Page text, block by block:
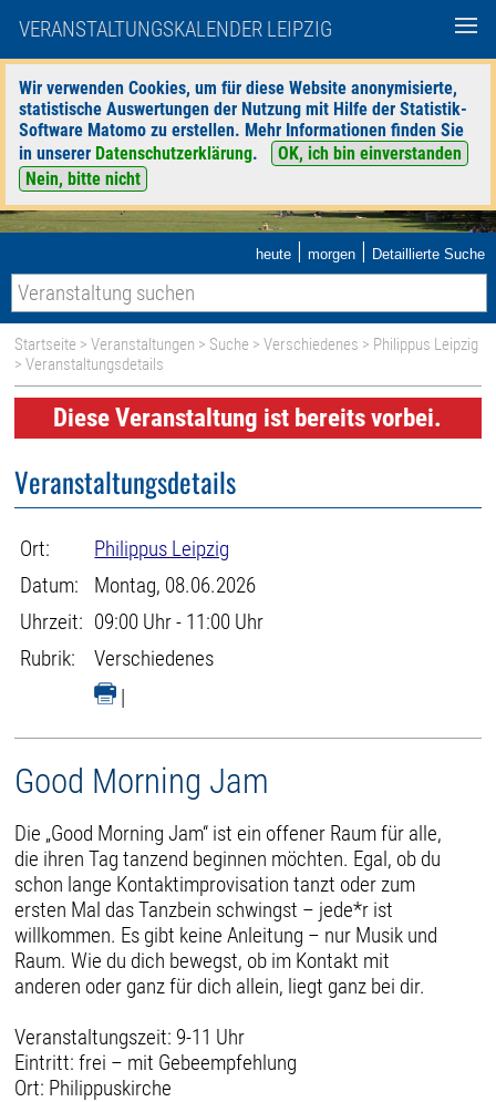
VERANSTALTUNGSKALENDER LEIPZIG
Wir verwenden Cookies, um für diese Website anonymisierte,
statistische Auswertungen der Nutzung mit Hilfe der Statistik-
Software Matomo zu erstellen. Mehr Informationen finden Sie
in unserer Datenschutzerklärung.
OK, ich bin einverstanden
Nein, bitte nicht
heute | morgen | Detaillierte Suche
Startseite >Veranstaltungen > Suche >Verschiedenes > Philippus Leipzig
> Veranstaltungsdetails
Diese Veranstaltung ist bereits vorbei.
Veranstaltungsdetails
Ort:
Philippus Leipzig
Datum:
Montag, 08.06.2026
Uhrzeit: 09:00 Uhr - 11:00 Uhr
Rubrik:
Verschiedenes
|
Good Morning Jam
Die „Good Morning Jam“ ist ein offener Raum für alle,
die ihren Tag tanzend beginnen möchten. Egal, ob du
schon lange Kontaktimprovisation tanzt oder zum
ersten Mal das Tanzbein schwingst – jede*r ist
willkommen. Es gibt keine Anleitung – nur Musik und
Raum. Wie du dich bewegst, ob im Kontakt mit
anderen oder ganz für dich allein, liegt ganz bei dir.
Veranstaltungszeit: 9-11 Uhr
Eintritt: frei – mit Gebeempfehlung
Ort: Philippuskirche